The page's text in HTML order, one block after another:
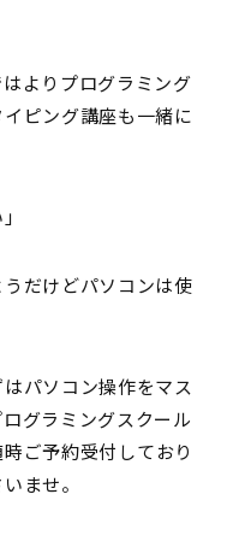
よりプログラミング
ピング講座も一緒に
だけどパソコンは使
パソコン操作をマス
グラミングスクール
時ご予約受付しており
ませ。